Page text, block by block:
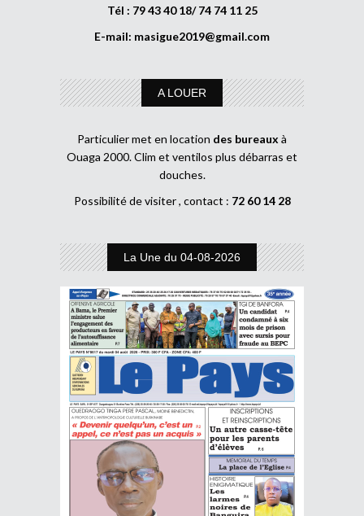
Tél : 79 43 40 18/ 74 74 11 25
E-mail: masigue2019@gmail.com
A LOUER
Particulier met en location des bureaux à
Ouaga 2000. Clim et ventilos plus débarras et
douches.
Possibilité de visiter , contact : 72 60 14 28
La Une du 04-08-2026